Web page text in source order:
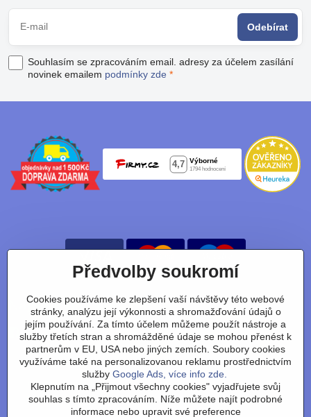
Odebírat
Souhlasím se zpracováním email. adresy za účelem zasílání
novinek emailem podmínky zde *
Nájdete nás taky na:
Facebook Instagram Youtube Tiktok
Obchodní podmínky/vrácení zboží/reklamace/výměna
zboží/články/technologie/recenze/o nás /FAQ/kontakt
Předvolby soukromí
Cookies používáme ke zlepšení vaší návštěvy této webové
stránky, analýzu její výkonnosti a shromažďování údajů o
jejím používání. Za tímto účelem můžeme použít nástroje a
služby třetích stran a shromážděné údaje se mohou přenést k
partnerům v EU, USA nebo jiných zemích. Soubory cookies
využíváme také na personalizovanou reklamu prostřednictvím
služby Google Ads, více info zde.
Klepnutím na „Přijmout všechny cookies" vyjadřujete svůj
souhlas s tímto zpracováním. Níže můžete najít podrobné
informace nebo upravit své preference